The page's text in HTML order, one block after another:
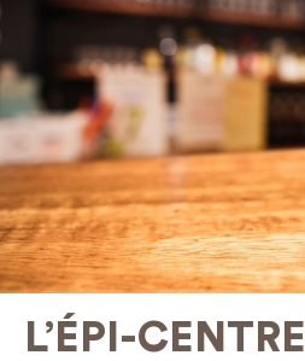
L’ÉPI-CENTRE